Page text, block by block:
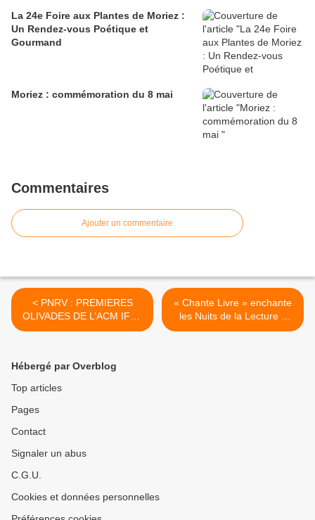
La 24e Foire aux Plantes de Moriez :
Un Rendez-vous Poétique et
Gourmand
Moriez : commémoration du 8 mai
Commentaires
Ajouter un commentaire
< PNRV : PREMIERES
OLIVADES DE L’ACM IFAC
DE MOUSTIERS SAINTE
« Chante Livre » enchante
les Nuits de la Lecture à
Saint André les Alpes. >
Hébergé par Overblog
Top articles
Pages
Contact
Signaler un abus
C.G.U.
Cookies et données personnelles